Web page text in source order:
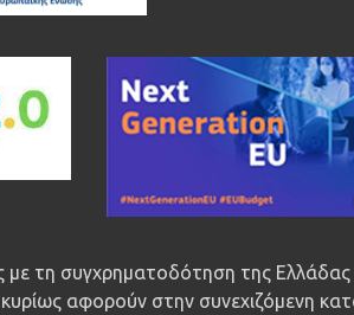
με τη συγχρηματοδότηση της Ελλάδας
αφορούν στην συνεχιζόμενη